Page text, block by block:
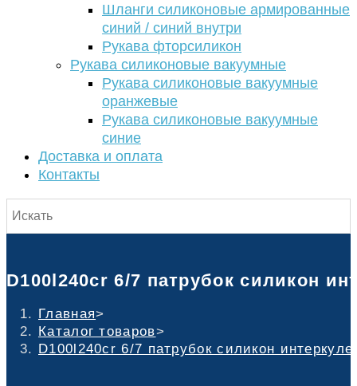
Шланги силиконовые армированные
синий / синий внутри
Рукава фторсиликон
Рукава силиконовые вакуумные
Рукава силиконовые вакуумные
оранжевые
Рукава силиконовые вакуумные
синие
Доставка и оплата
Контакты
D100l240cr 6/7 патрубок силикон
Главная>
Каталог товаров>
D100l240cr 6/7 патрубок силикон